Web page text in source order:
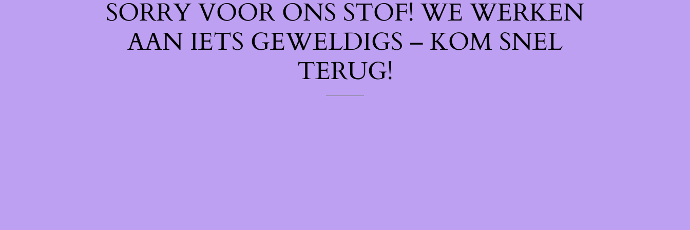
SORRY VOOR ONS STOF! WE WERKEN
AAN IETS GEWELDIGS – KOM SNEL
TERUG!